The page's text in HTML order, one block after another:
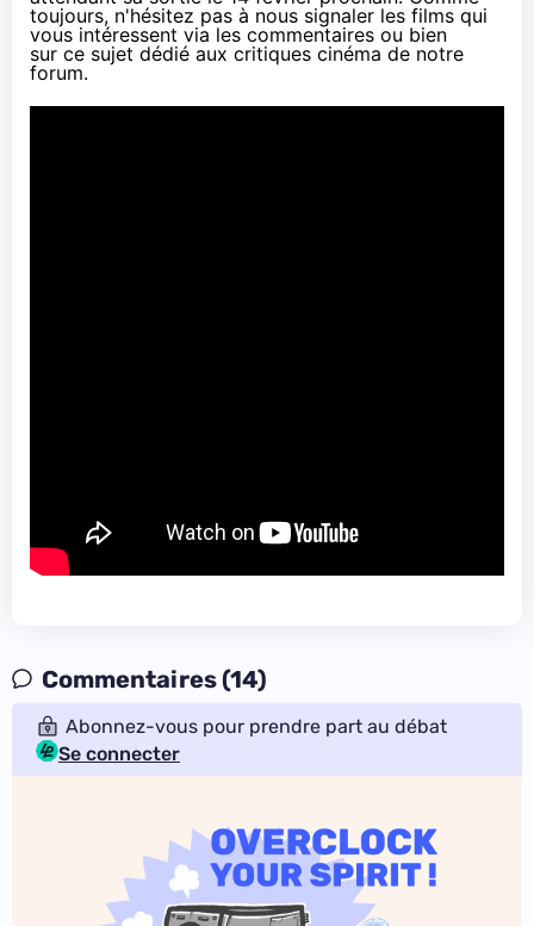
toujours, n'hésitez pas à nous signaler les films qui
vous intéressent via les commentaires ou bien
sur ce sujet dédié aux critiques cinéma de notre
forum.
Commentaires (14)
Abonnez-vous pour prendre part au débat
Se connecter